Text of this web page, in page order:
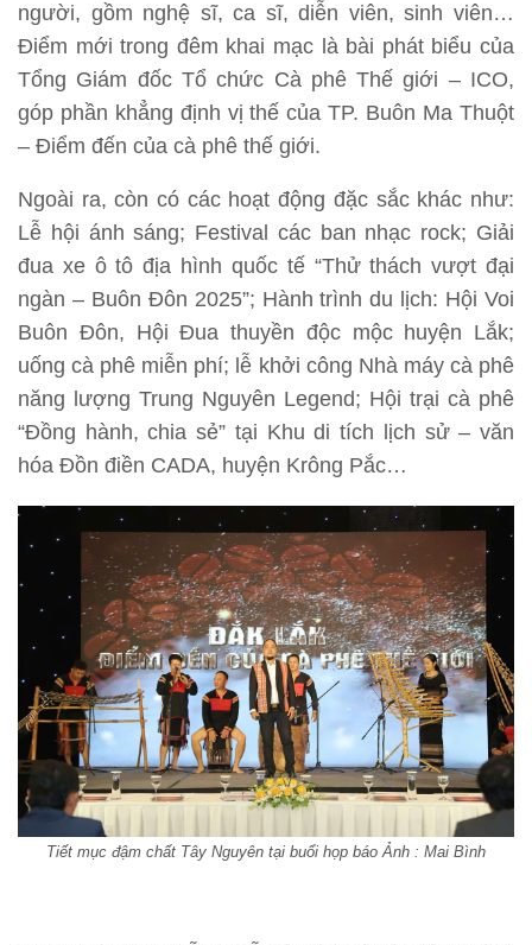
người, gồm nghệ sĩ, ca sĩ, diễn viên, sinh viên…
Điểm mới trong đêm khai mạc là bài phát biểu của
Tổng Giám đốc Tổ chức Cà phê Thế giới – ICO,
góp phần khẳng định vị thế của TP. Buôn Ma Thuột
– Điểm đến của cà phê thế giới.
Ngoài ra, còn có các hoạt động đặc sắc khác như:
Lễ hội ánh sáng; Festival các ban nhạc rock; Giải
đua xe ô tô địa hình quốc tế “Thử thách vượt đại
ngàn – Buôn Đôn 2025”; Hành trình du lịch: Hội Voi
Buôn Đôn, Hội Đua thuyền độc mộc huyện Lắk;
uống cà phê miễn phí; lễ khởi công Nhà máy cà phê
năng lượng Trung Nguyên Legend; Hội trại cà phê
“Đồng hành, chia sẻ” tại Khu di tích lịch sử – văn
hóa Đồn điền CADA, huyện Krông Pắc…
Tiết mục đậm chất Tây Nguyên tại buổi họp báo Ảnh : Mai Bình